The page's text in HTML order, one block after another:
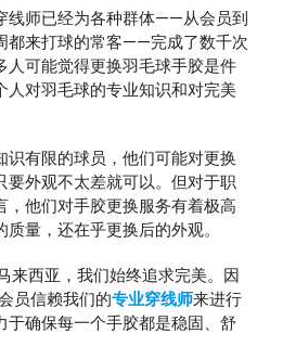
线师已经为各种群体——从会员到
都来打球的常客——完成了数千次
人可能觉得更换羽毛球手胶是件
人对羽毛球的专业知识和对完美
识有限的球员，他们可能对更换
要外观不太差就可以。但对于职
，他们对手胶更换服务有着极高
量，还在乎更换后的外观。
来西亚，我们始终追求完美。因
员信赖我们的专业穿线师来进行
于确保每一个手胶都是稳固、舒